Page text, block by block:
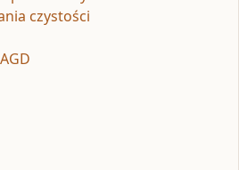
czystości